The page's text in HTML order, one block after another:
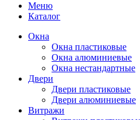
Меню
Каталог
Окна
Окна пластиковые
Окна алюминиевые
Окна нестандартные
Двери
Двери пластиковые
Двери алюминиевые
Витражи